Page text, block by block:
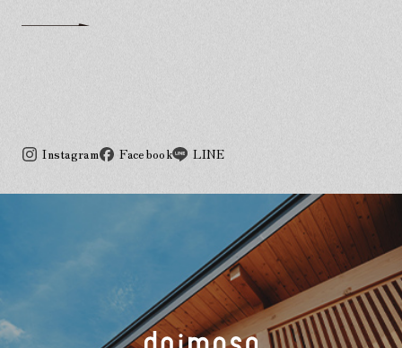
Instagram Facebook LINE